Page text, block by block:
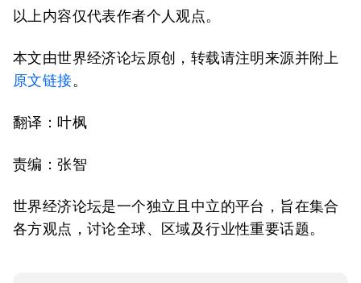
以上内容仅代表作者个人观点。
本文由世界经济论坛原创，转载请注明来源并附上
原文链接。
翻译：叶枫
责编：张智
世界经济论坛是一个独立且中立的平台，旨在集合
各方观点，讨论全球、区域及行业性重要话题。